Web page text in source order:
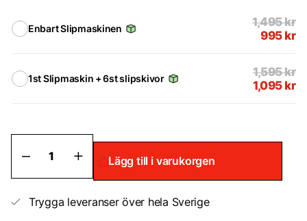
Enbart Slipmaskinen 1,495kr
995 kr
1st Slipmaskin + 6st slipskivor 1,595kr
1,095 kr
Mini
slipmaskin
för
luftdriven
mängd
Lägg till i varukorgen
Trygga leveranser över hela Sverige